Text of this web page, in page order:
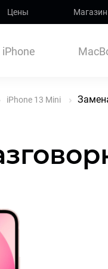
Цены Магазин
iPhone
iPhone 13 Mini